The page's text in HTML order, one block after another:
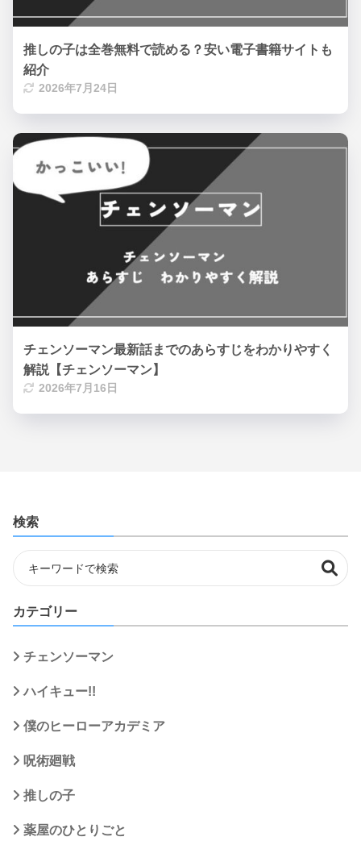
推しの子は全巻無料で読める？安い電子書籍サイトも
紹介
2026年7月24日
チェンソーマン最新話までのあらすじをわかりやすく
解説【チェンソーマン】
2026年7月16日
検索
カテゴリー
チェンソーマン
ハイキュー!!
僕のヒーローアカデミア
呪術廻戦
推しの子
薬屋のひとりごと